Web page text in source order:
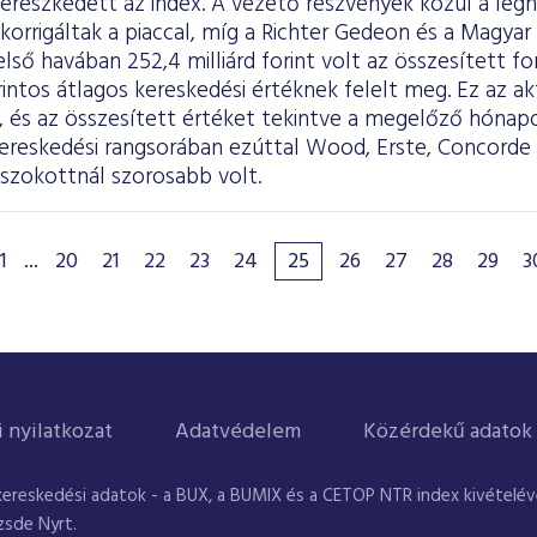
a piaccal, míg a Richter Gedeon és a
havában 252,4 milliárd forint volt az összesített
átlagos kereskedési értéknek felelt meg. Ez az
és az összesített értéket tekintve a megelőző
rangsorában ezúttal Wood, Erste,
szorosabb volt.
1 ... 20 21 22 23 24 25 26 27 28 29
nyilatkozat Adatvédelem Közérdekű adatok
adatok - a BUX, a BUMIX és a CETOP NTR index
Nyrt.